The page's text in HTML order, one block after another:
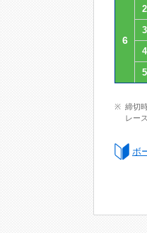
6
2
3
4
5
締切
レー
ボ